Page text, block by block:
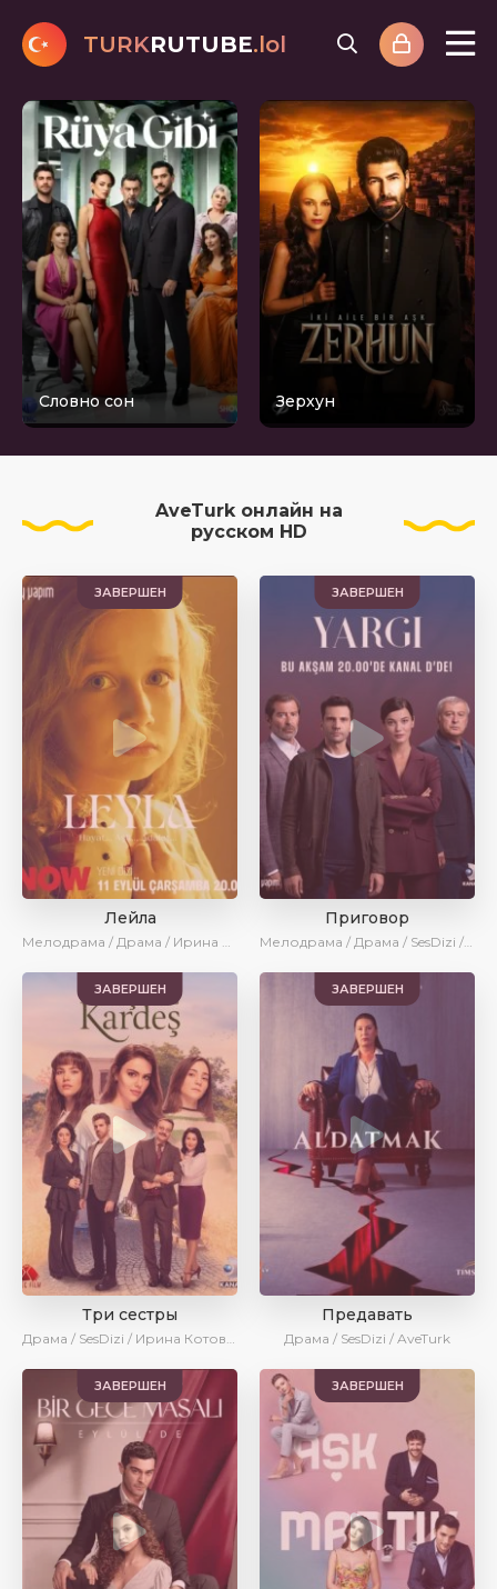
TURKRUTUBE.lol
Словно сон Зерхун
AveTurk онлайн на
русском HD
ЗАВЕРШЕН
Лейла
Мелодрама / Драма / Ирина Котова / AveTurk / AlisaDirilis / Сериалы 2024
ЗАВЕРШЕН
Приговор
Мелодрама / Драма / SesDizi / Ирина Котова / AveTurk
ЗАВЕРШЕН
Три сестры
Драма / SesDizi / Ирина Котова / AveTurk
ЗАВЕРШЕН
Предавать
Драма / SesDizi / AveTurk
ЗАВЕРШЕН ЗАВЕРШЕН